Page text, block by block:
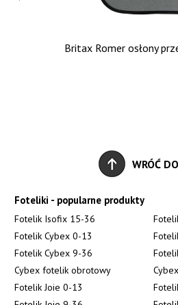
Britax Romer osłony
WRÓĆ
Foteliki - popularne produkty
Fotelik Isofix 15-36
Fotelik Cybex 0-13
Fotelik Cybex 9-36
Cybex fotelik obrotowy
Fotelik Joie 0-13